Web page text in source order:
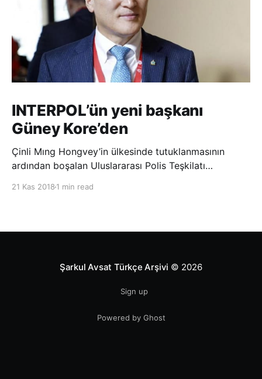
INTERPOL’ün yeni başkanı
Güney Kore’den
Çinli Mıng Hongvey’in ülkesinde tutuklanmasının
ardından boşalan Uluslararası Polis Teşkilatı
21 Kas 2018 1 min read
Şarkul Avsat Türkçe Arşivi © 2026
Sign up
Powered by Ghost